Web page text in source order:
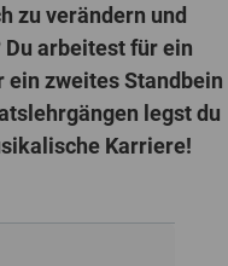
zu verändern und
arbeitest für ein
zweites Standbein
legst du
Karriere!